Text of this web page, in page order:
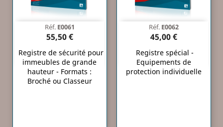
Réf. E0061
55,50 €
Registre de sécurité pour
immeubles de grande
hauteur - Formats :
Broché ou Classeur
Réf. E0062
45,00 €
Registre spécial -
Equipements de
protection individuelle